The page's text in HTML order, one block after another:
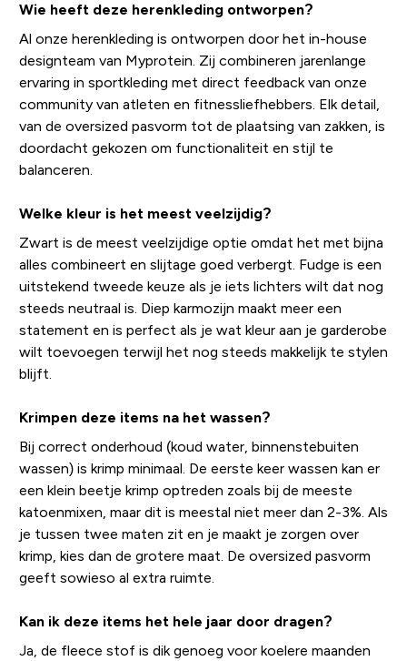
Wie heeft deze herenkleding ontworpen?
Al onze herenkleding is ontworpen door het in-house
designteam van Myprotein. Zij combineren jarenlange
ervaring in sportkleding met direct feedback van onze
community van atleten en fitnessliefhebbers. Elk detail,
van de oversized pasvorm tot de plaatsing van zakken, is
doordacht gekozen om functionaliteit en stijl te
balanceren.
Welke kleur is het meest veelzijdig?
Zwart is de meest veelzijdige optie omdat het met bijna
alles combineert en slijtage goed verbergt. Fudge is een
uitstekend tweede keuze als je iets lichters wilt dat nog
steeds neutraal is. Diep karmozijn maakt meer een
statement en is perfect als je wat kleur aan je garderobe
wilt toevoegen terwijl het nog steeds makkelijk te stylen
blijft.
Krimpen deze items na het wassen?
Bij correct onderhoud (koud water, binnenstebuiten
wassen) is krimp minimaal. De eerste keer wassen kan er
een klein beetje krimp optreden zoals bij de meeste
katoenmixen, maar dit is meestal niet meer dan 2-3%. Als
je tussen twee maten zit en je maakt je zorgen over
krimp, kies dan de grotere maat. De oversized pasvorm
geeft sowieso al extra ruimte.
Kan ik deze items het hele jaar door dragen?
Ja, de fleece stof is dik genoeg voor koelere maanden